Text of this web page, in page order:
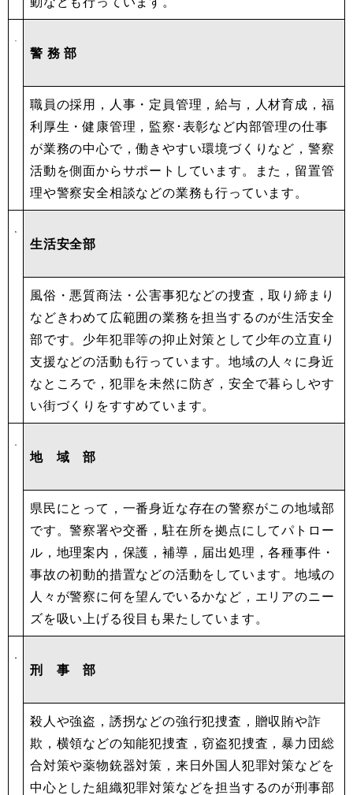
警 務 部
職員の採用，人事・定員管理，給与，人材育成，福
利厚生・健康管理，監察･表彰など内部管理の仕事
が業務の中心で，働きやすい環境づくりなど，警察
活動を側面からサポートしています。また，留置管
理や警察安全相談などの業務も行っています。
生活安全部
風俗・悪質商法・公害事犯などの捜査，取り締まり
などきわめて広範囲の業務を担当するのが生活安全
部です。少年犯罪等の抑止対策として少年の立直り
支援などの活動も行っています。地域の人々に身近
なところで，犯罪を未然に防ぎ，安全で暮らしやす
い街づくりをすすめています。
地 域 部
県民にとって，一番身近な存在の警察がこの地域部
です。警察署や交番，駐在所を拠点にしてパトロー
ル，地理案内，保護，補導，届出処理，各種事件・
事故の初動的措置などの活動をしています。地域の
人々が警察に何を望んでいるかなど，エリアのニー
ズを吸い上げる役目も果たしています。
刑 事 部
殺人や強盗，誘拐などの強行犯捜査，贈収賄や詐
欺，横領などの知能犯捜査，窃盗犯捜査，暴力団総
合対策や薬物銃器対策，来日外国人犯罪対策などを
中心とした組織犯罪対策などを担当するのが刑事部